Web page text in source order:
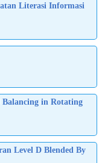
Literasi Informasi
in Rotating
Level D Blended By